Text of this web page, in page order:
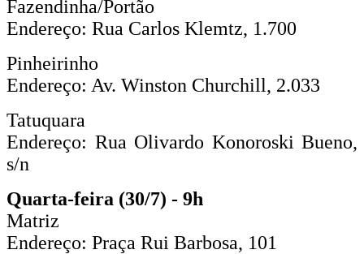
Fazendinha/Portão
Endereço: Rua Carlos Klemtz, 1.700
Pinheirinho
Endereço: Av. Winston Churchill, 2.033
Tatuquara
Endereço: Rua Olivardo Konoroski Bueno,
s/n
Quarta-feira (30/7) - 9h
Matriz
Endereço: Praça Rui Barbosa, 101